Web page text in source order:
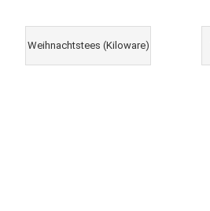
Weihnachtstees (Kiloware)